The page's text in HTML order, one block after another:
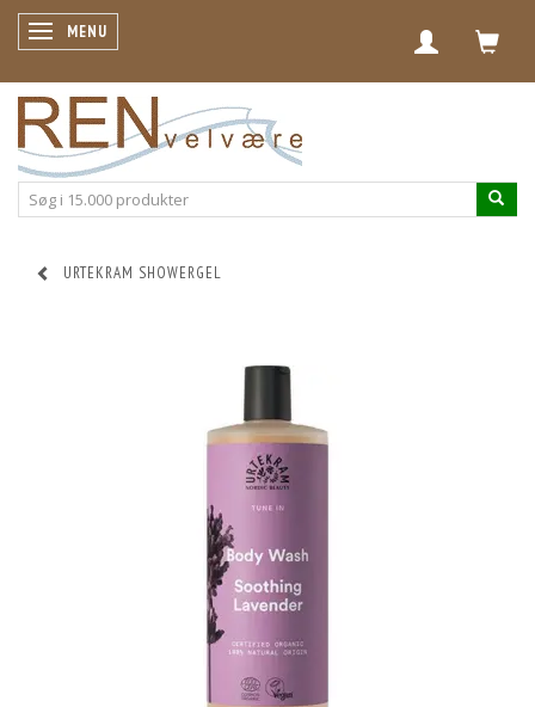
SKIFTE NAVIGATION
MENU
URTEKRAM SHOWERGEL